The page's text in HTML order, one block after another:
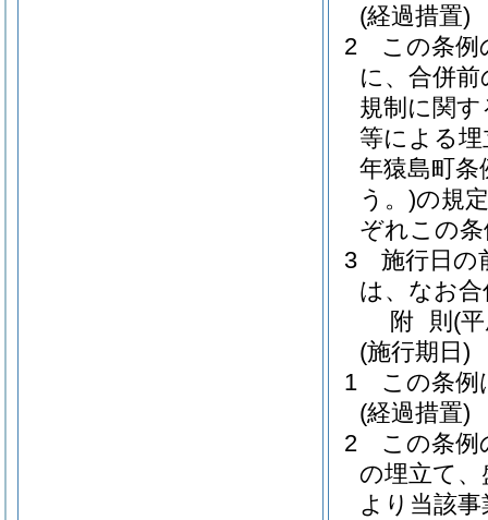
(経過措置)
2
この条例
に、合併
規制に関す
等による
年猿島町条
う。)の規
ぞれこの
3
施行日の
は、なお
附 則 (
(施行期日)
1
この条例
(経過措置)
2
この条例
の埋立て
より当該